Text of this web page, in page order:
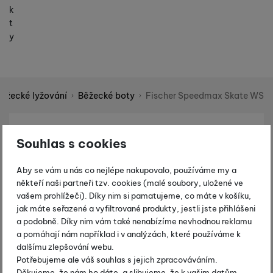
Souhlas s cookies
Aby se vám u nás co nejlépe nakupovalo, používáme my a
někteří naši partneři tzv. cookies (malé soubory, uložené ve
vašem prohlížeči). Díky nim si pamatujeme, co máte v košíku,
jak máte seřazené a vyfiltrované produkty, jestli jste přihlášeni
a podobně. Díky nim vám také nenabízíme nevhodnou reklamu
a pomáhají nám například i v analýzách, které používáme k
dalšímu zlepšování webu.
Potřebujeme ale váš souhlas s jejich zpracováváním.
k
t
y
lyžování Běžecké boty Fischer Speedmax Skate WS